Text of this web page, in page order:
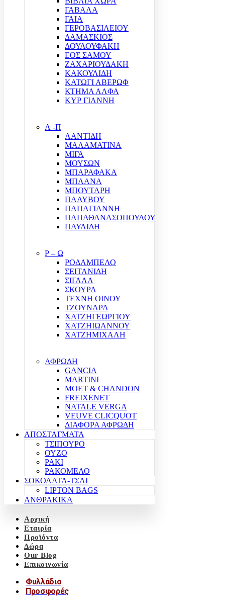
ΓΑΒΑΛΑ
ΓΑΙΑ
ΓΕΡΟΒΑΣΙΛΕΙΟΥ
ΔΑΜΑΣΚΙΟΣ
ΔΟΥΛΟΥΦΑΚΗ
ΕΟΣ ΣΑΜΟΥ
ΖΑΧΑΡΙΟΥΔΑΚΗ
ΚΑΚΟΥΛΙΔΗ
ΚΑΤΩΓΙ ΑΒΕΡΩΦ
ΚΤΗΜΑ ΑΛΦΑ
ΚΥΡ ΓΙΑΝΝΗ
Λ -Π
ΛΑΝΤΙΔΗ
ΜΑΛΑΜΑΤΙΝΑ
ΜΙΓΑ
ΜΟΥΣΩΝ
ΜΠΑΡΑΦΑΚΑ
ΜΠΛΑΝΑ
ΜΠΟΥΤΑΡΗ
ΠΑΛΥΒΟΥ
ΠΑΠΑΓΙΑΝΝΗ
ΠΑΠΑΘΑΝΑΣΟΠΟΥΛΟΥ
ΠΑΥΛΙΔΗ
Ρ – Ω
ΡΟΔΑΜΠΕΛΟ
ΣΕΙΤΑΝΙΔΗ
ΣΙΓΑΛΑ
ΣΚΟΥΡΑ
ΤΕΧΝΗ ΟΙΝΟΥ
ΤΖΟΥΝΑΡΑ
ΧΑΤΖΗΓΕΩΡΓΙΟΥ
ΧΑΤΖΗΙΩΑΝΝΟΥ
ΧΑΤΖΗΜΙΧΑΛΗ
ΑΦΡΩΔΗ
GANCIA
MARTINI
MOET & CHANDON
FREIXENET
NATALE VERGA
VEUVE CLICQUOT
ΔΙΑΦΟΡΑ ΑΦΡΩΔΗ
ΑΠΟΣΤΑΓΜΑΤΑ
ΤΣΙΠΟΥΡΟ
ΟΥΖΟ
ΡΑΚΙ
ΡΑΚΟΜΕΛΟ
ΣΟΚΟΛΑΤΑ-ΤΣΑΙ
LIPTON BAGS
ΑΝΘΡΑΚΙΚΑ
Αρχική
Εταιρία
Προϊόντα
Δώρα
Our Blog
Επικοινωνία
Φυλλάδιο
Προσφορές